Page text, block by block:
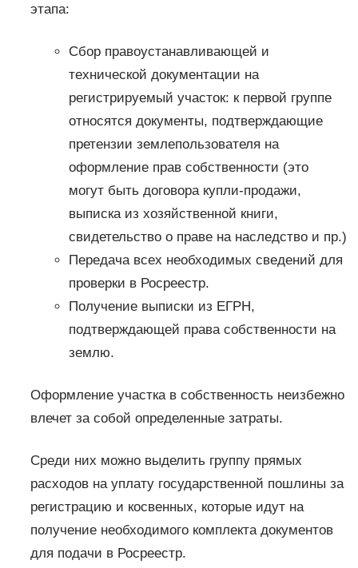
этапа:
Сбор правоустанавливающей и
технической документации на
регистрируемый участок: к первой группе
относятся документы, подтверждающие
претензии землепользователя на
оформление прав собственности (это
могут быть договора купли-продажи,
выписка из хозяйственной книги,
свидетельство о праве на наследство и пр.)
Передача всех необходимых сведений для
проверки в Росреестр.
Получение выписки из ЕГРН,
подтверждающей права собственности на
землю.
Оформление участка в собственность неизбежно
влечет за собой определенные затраты.
Среди них можно выделить группу прямых
расходов на уплату государственной пошлины за
регистрацию и косвенных, которые идут на
получение необходимого комплекта документов
для подачи в Росреестр.